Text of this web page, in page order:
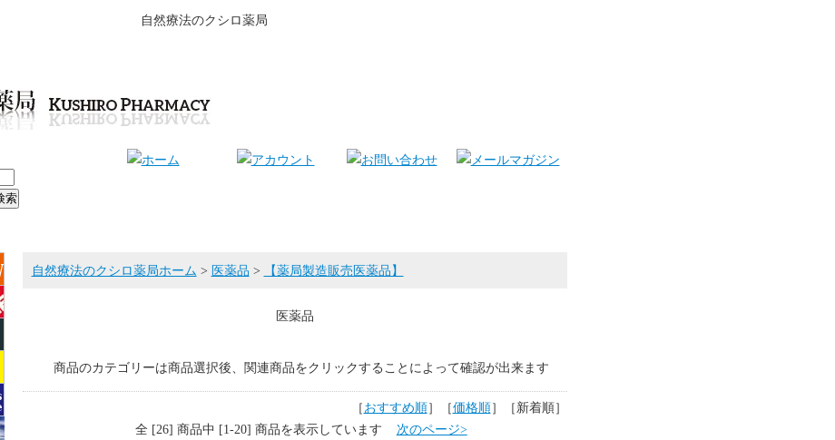
自然療法のクシロ薬局
自然療法のクシロ薬局ホーム > 医薬品 > 【薬局製造販売医薬品】
医薬品
商品のカテゴリーは商品選択後、関連商品をクリックすることによって確認が出来ます
［おすすめ順］［価格順］［新着順］
全 [26] 商品中 [1-20] 商品を表示しています 次のページ>